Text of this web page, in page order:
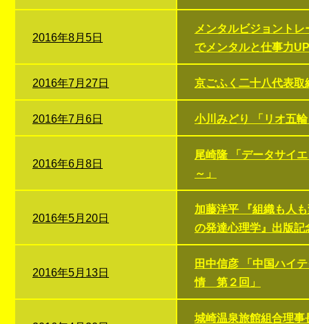
2016年8月5日
メンタルビジョント
でメンタルと仕事力
2016年7月27日 京ごふく二十八代表
2016年7月6日 小川みどり 「リオ五
2016年6月8日
尾崎隆 「データサイ
～」
2016年5月20日
加藤洋平 『組織も人
の発達心理学』出版記
2016年5月13日
田中信彦 「中国ハイ
情 第２回」
城崎温泉旅館組合理